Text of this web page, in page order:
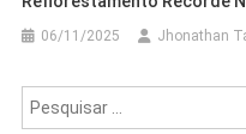
06/11/2025 Jhonathan